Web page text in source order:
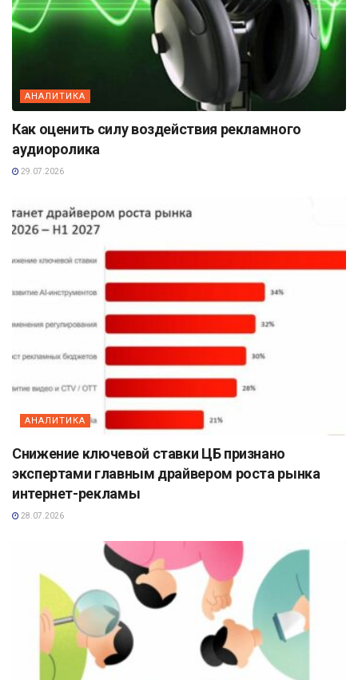
АНАЛИТИКА
Как оценить силу воздействия рекламного
аудиоролика
29.07.2026
АНАЛИТИКА
Снижение ключевой ставки ЦБ признано
экспертами главным драйвером роста рынка
интернет-рекламы
28.07.2026